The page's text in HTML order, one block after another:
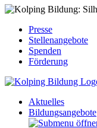
Presse
Stellenangebote
Spenden
Förderung
Aktuelles
Bildungsangebote